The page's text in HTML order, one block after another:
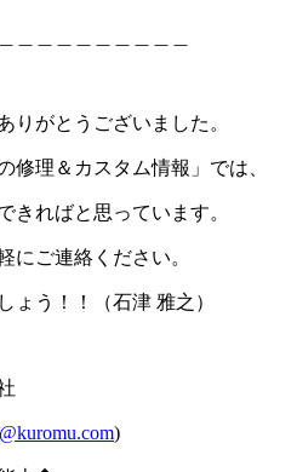
りがとうございました。
修理＆カスタム情報」では、
きればと思っています。
にご連絡ください。
ょう！！（石津 雅之）
)